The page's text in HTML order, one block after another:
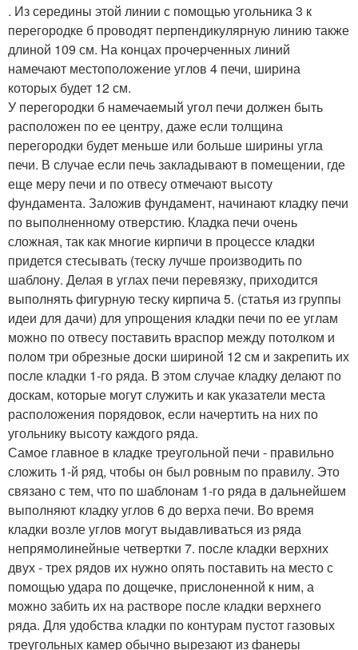
. Из середины этой линии с помощью угольника 3 к
перегородке б проводят перпендикулярную линию также
длиной 109 см. На концах прочерченных линий
намечают местоположение углов 4 печи, ширина
которых будет 12 см.
У перегородки б намечаемый угол печи должен быть
расположен по ее центру, даже если толщина
перегородки будет меньше или больше ширины угла
печи. В случае если печь закладывают в помещении, где
еще меру печи и по отвесу отмечают высоту
фундамента. Заложив фундамент, начинают кладку печи
по выполненному отверстию. Кладка печи очень
сложная, так как многие кирпичи в процессе кладки
придется стесывать (теску лучше производить по
шаблону. Делая в углах печи перевязку, приходится
выполнять фигурную теску кирпича 5. (статья из группы
идеи для дачи) для упрощения кладки печи по ее углам
можно по отвесу поставить враспор между потолком и
полом три обрезные доски шириной 12 см и закрепить их
после кладки 1-го ряда. В этом случае кладку делают по
доскам, которые могут служить и как указатели места
расположения порядовок, если начертить на них по
угольнику высоту каждого ряда.
Самое главное в кладке треугольной печи - правильно
сложить 1-й ряд, чтобы он был ровным по правилу. Это
связано с тем, что по шаблонам 1-го ряда в дальнейшем
выполняют кладку углов 6 до верха печи. Во время
кладки возле углов могут выдавливаться из ряда
непрямолинейные четвертки 7. после кладки верхних
двух - трех рядов их нужно опять поставить на место с
помощью удара по дощечке, прислоненной к ним, а
можно забить их на растворе после кладки верхнего
ряда. Для удобства кладки по контурам пустот газовых
треугольных камер обычно вырезают из фанеры